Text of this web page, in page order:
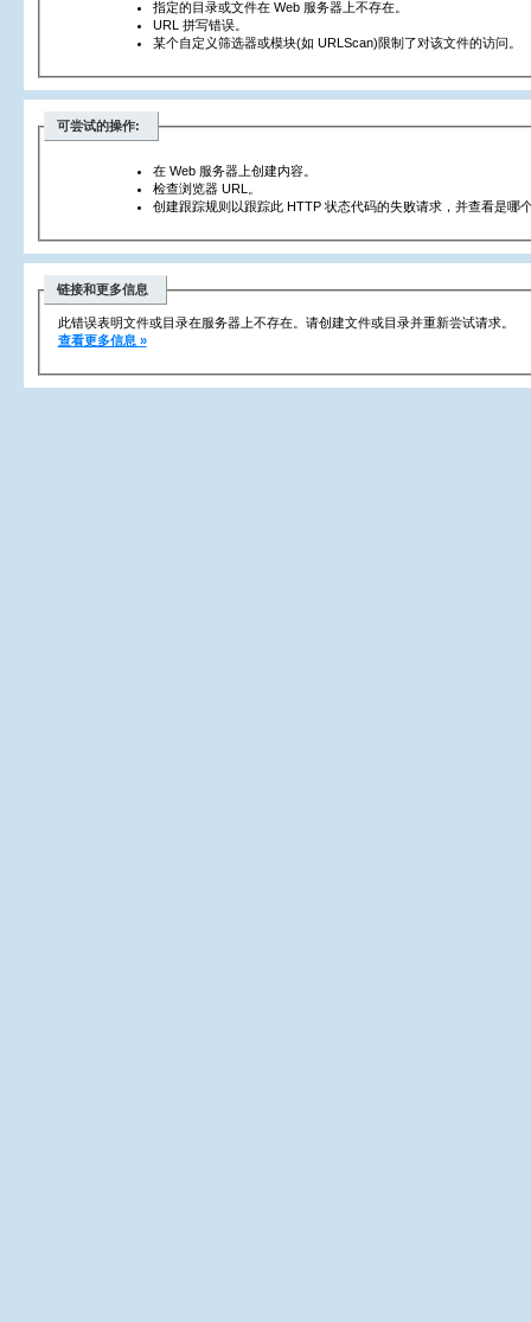
指定的目录或文件在 Web 服务器上不存在。
URL 拼写错误。
某个自定义筛选器或模块(如 URLScan)限制了对该文件的访问。
可尝试的操作:
在 Web 服务器上创建内容。
检查浏览器 URL。
创建跟踪规则以跟踪此 HTTP 状态代码的失败请求，并查看是哪
链接和更多信息
此错误表明文件或目录在服务器上不存在。请创建文件或目录并重新尝试请求。
查看更多信息 »